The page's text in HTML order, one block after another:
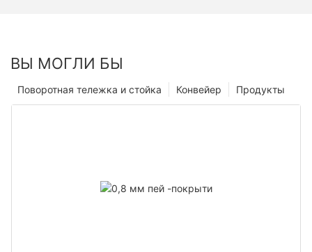
ВЫ МОГЛИ БЫ
Продукты
Конвейер
Поворотная тележка и стойка